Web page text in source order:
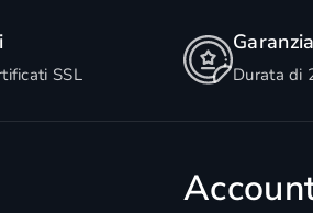
SSL
Garanzia
Durata di